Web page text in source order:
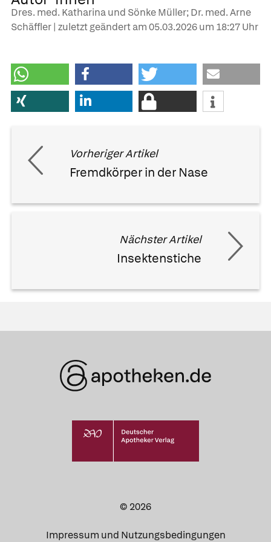
Dres. med. Katharina und Sönke Müller; Dr. med. Arne
Schäffler | zuletzt geändert am05.03.2026um 18:27 Uhr
Vorheriger Artikel
Fremdkörper in der Nase
Nächster Artikel
Insektenstiche
© 2026
Impressum und Nutzungsbedingungen